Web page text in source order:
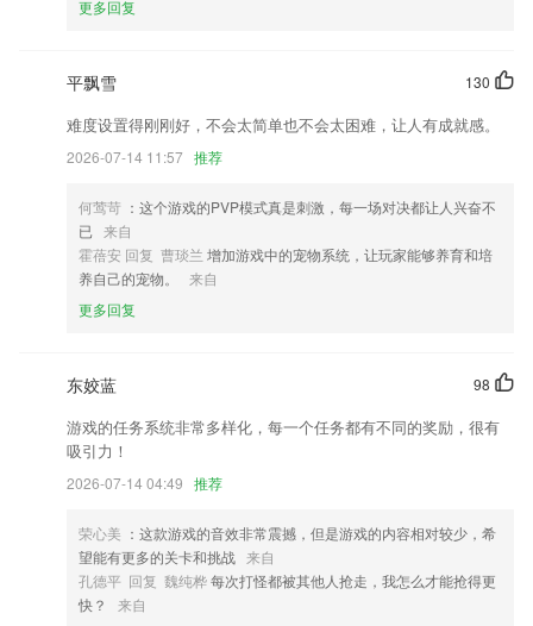
5.高中知识点大全听着背，各科专题课程助你冲刺高考
题库官方版社区工作者全题库官方版主管护师全题库app
k彩彩民福地登录测速更新了什么?
上新羽毛笔刷，将梦幻效果绘制到照片中
修复js问题
开发商：厦门美图网科技有限公司
Push改版，点击就有新发现
联系我们
以上就是k彩彩民福地登录测速的介绍，如果您喜欢这款软件，您可以到
应用商店进行打分评论，说出您的使用经历，以帮助我们更好的对产品进
行优化修改。
更多回复
130
平飘雪
难度设置得刚刚好，不会太简单也不会太困难，让人有成就感。
2026-07-14 11:57 推荐
何莺苛 ：这个游戏的PVP模式真是刺激，每一场对决都让人兴奋不
已 来自
霍蓓安 回复 曹琰兰 增加游戏中的宠物系统，让玩家能够养育和培
养自己的宠物。
来自
更多回复
98
东姣蓝
游戏的任务系统非常多样化，每一个任务都有不同的奖励，很有
吸引力！
2026-07-14 04:49 推荐
荣心美 ：这款游戏的音效非常震撼，但是游戏的内容相对较少，希
望能有更多的关卡和挑战 来自
孔德平 回复 魏纯桦每次打怪都被其他人抢走，我怎么才能抢得更
快？
来自